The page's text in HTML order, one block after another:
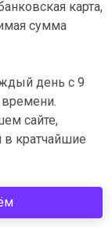
карта,
сумма
день с 9
сайте,
в кратчайшие